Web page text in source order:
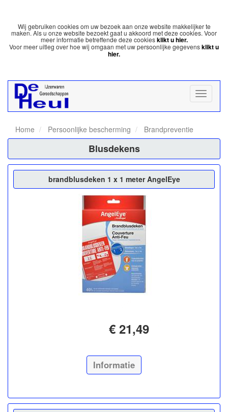
Wij gebruiken cookies om uw bezoek aan onze website makkelijker te
maken. Als u onze website bezoekt gaat u akkoord met deze cookies. Voor
meer informatie betreffende deze cookiesklikt u hier.
Voor meer uitleg over hoe wij omgaan met uw persoonlijke gegevensklikt u
hier.
Home Persoonlijke bescherming Brandpreventie
Blusdekens
brandblusdeken 1 x 1 meter AngelEye
€ 21,49
Informatie